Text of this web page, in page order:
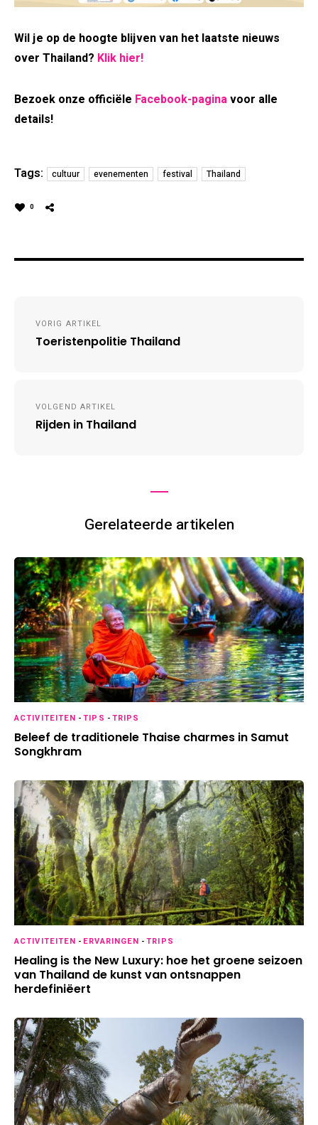
Wil je op de hoogte blijven van het laatste nieuws
over Thailand? Klik hier!
Bezoek onze officiële Facebook-paginavoor alle
details!
Tags: cultuur evenementen festival Thailand
0
navigation
VORIG ARTIKEL
Toeristenpolitie Thailand
VOLGEND ARTIKEL
Rijden in Thailand
Gerelateerde artikelen
ACTIVITEITEN -TIPS -TRIPS
Beleef de traditionele Thaise charmes in Samut
Songkhram
ACTIVITEITEN - ERVARINGEN -TRIPS
Healing is the New Luxury: hoe het groene seizoen
van Thailand de kunst van ontsnappen
herdefiniëert